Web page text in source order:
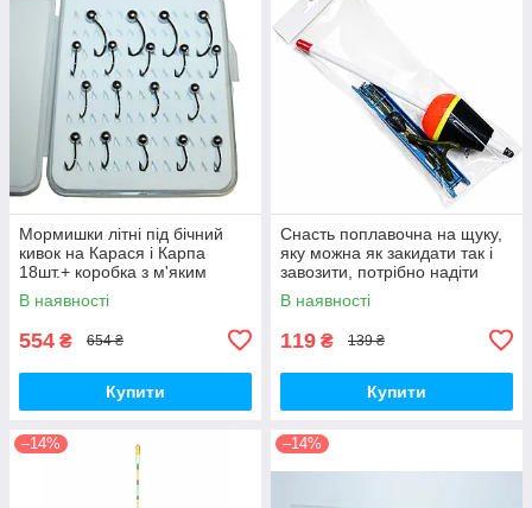
Мормишки літні під бічний
кивок на Карася і Карпа
18шт.+ коробка з м'яким
вкладишем
В наявності
554 ₴ 654 ₴
Купити
Снасть поплавочна на щуку,
яку можна як закидати так і
завозити, потрібно надіти
тільки живця.
В наявності
119 ₴ 139 ₴
Купити
–14% –14%